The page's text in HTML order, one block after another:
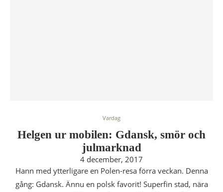
Vardag
Helgen ur mobilen: Gdansk, smör och
julmarknad
4 december, 2017
Hann med ytterligare en Polen-resa förra veckan. Denna
gång: Gdansk. Ännu en polsk favorit! Superfin stad, nära